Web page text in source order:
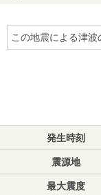
この地震による津波
発生時刻
震源地
最大震度